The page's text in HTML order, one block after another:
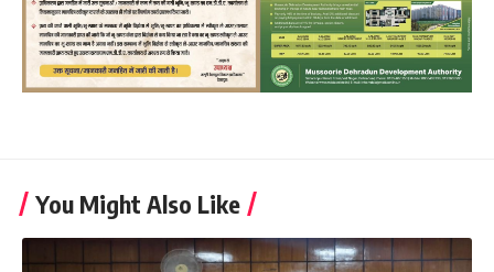
You Might Also Like